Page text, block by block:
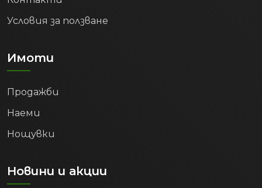
Условия за ползване
Имоти
Продажби
Наеми
Нощувки
Новини и акции